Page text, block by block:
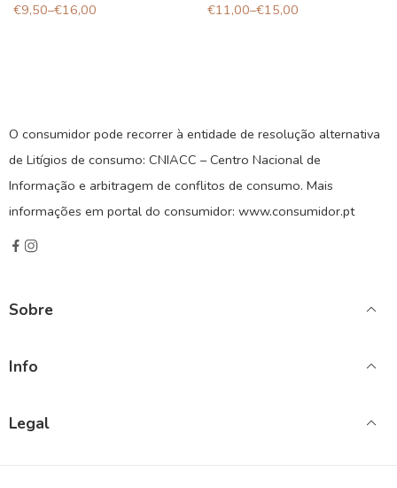
€9,50–€16,00
€11,00–€15,00
O consumidor pode recorrer à entidade de resolução alternativa
de Litígios de consumo: CNIACC – Centro Nacional de
Informação e arbitragem de conflitos de consumo. Mais
informações em portal do consumidor: www.consumidor.pt
Sobre
Info
Legal